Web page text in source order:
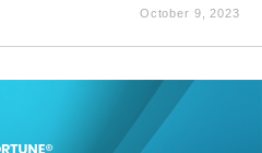
October 9, 2023